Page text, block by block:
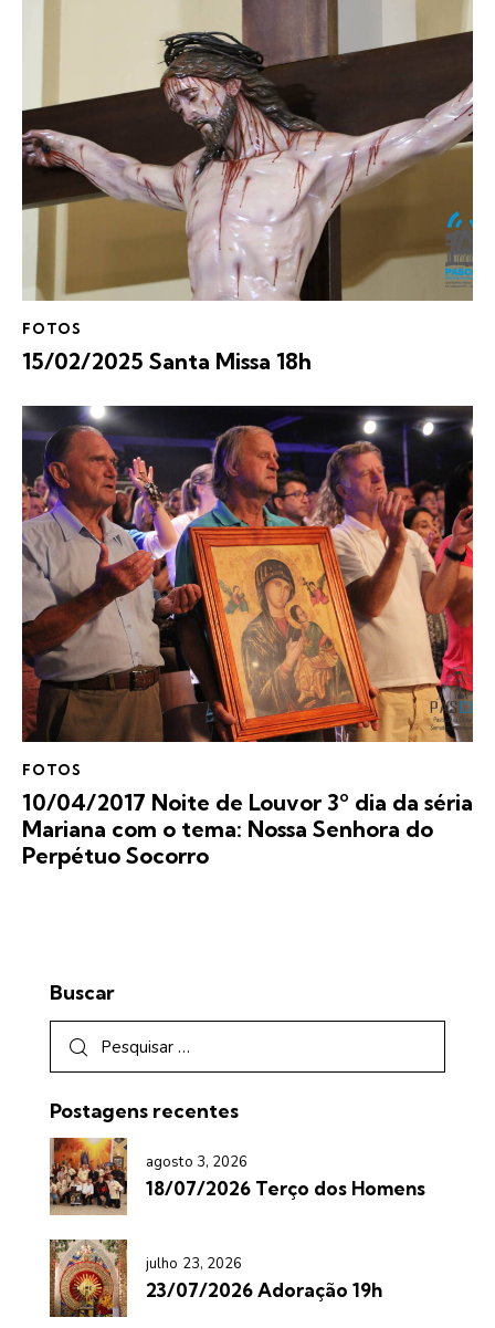
FOTOS
15/02/2025 Santa Missa 18h
FOTOS
10/04/2017 Noite de Louvor 3º dia da séria
Mariana com o tema: Nossa Senhora do
Perpétuo Socorro
Buscar
Postagens recentes
agosto 3, 2026
18/07/2026 Terço dos Homens
julho 23, 2026
23/07/2026 Adoração 19h